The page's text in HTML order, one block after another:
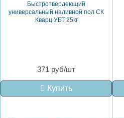
Быстротвердеющий
универсальный наливной пол СК
Кварц УБТ 25кг
371 руб/шт
Купить